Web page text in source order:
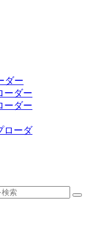
ダー
ーダー
ーダー
ローダ